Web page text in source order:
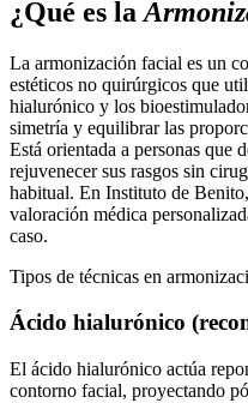
¿Qué es la
La armonización facial es un
estéticos no quirúrgicos que
hialurónico y los
simetría y equilibrar las
Está orientada a personas que
rejuvenecer sus rasgos sin
habitual. En Instituto de
valoración médica
caso.
Tipos de técnicas en
Ácido hialurónico
El ácido hialurónico actúa
contorno facial, proyectando